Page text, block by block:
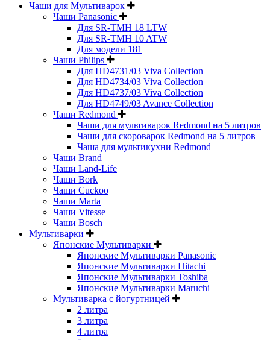
Чаши для Мультиварок
Чаши Panasonic
Для SR-TMH 18 LTW
Для SR-TMH 10 ATW
Для модели 181
Чаши Philips
Для HD4731/03 Viva Collection
Для HD4734/03 Viva Collection
Для HD4737/03 Viva Collection
Для HD4749/03 Avance Collection
Чаши Redmond
Чаши для мультиварок Redmond на 5 литров
Чаши для скороварок Redmond на 5 литров
Чаша для мультикухни Redmond
Чаши Brand
Чаши Land-Life
Чаши Bork
Чаши Cuckoo
Чаши Marta
Чаши Vitesse
Чаши Bosch
Мультиварки
Японские Мультиварки
Японские Мультиварки Panasonic
Японские Мультиварки Hitachi
Японские Мультиварки Toshiba
Японские Мультиварки Maruchi
Мультиварка с йогуртницей
2 литра
3 литра
4 литра